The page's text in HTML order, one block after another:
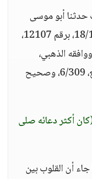
حدثنا أبو موسى
الأنصاري، برقم 3522، وأحمد، 18/100، برقم 12107،
وصححه ووافقه الذهبي،
وصححه الألباني في صحيح الجامع، 6/309، وصحيح
أكثر دعائه صلى
أن القلوب بين